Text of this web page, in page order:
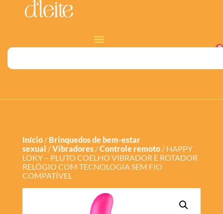
0
Início/ Brinquedos de bem-estar
sexual /Vibradores/Controle remoto/ HAPPY
LOKY – PLUTO COELHO VIBRADOR E ROTADOR
RELÓGIO COM TECNOLOGIA SEM FIO
COMPATÍVEL